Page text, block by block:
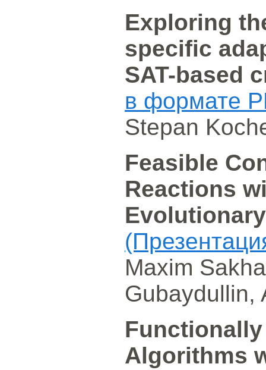
Exploring
specific
SAT-based
в формате
Stepan
Feasible
Reactions
Maxim
Gubaydullin,
Algorithms